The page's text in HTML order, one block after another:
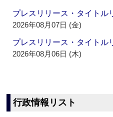
プレスリリース・タイト
2026年08月07日 (金)
プレスリリース・タイト
2026年08月06日 (木)
行政情報リスト